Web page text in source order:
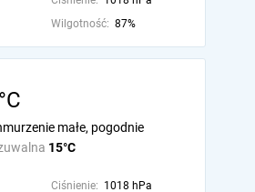
Wilgotność: 87%
15°C
małe, pogodnie
Ciśnienie: 1018 hPa